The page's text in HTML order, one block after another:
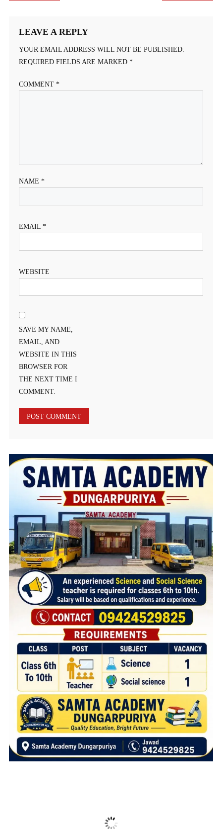
LEAVE A REPLY
YOUR EMAIL ADDRESS WILL NOT BE PUBLISHED.
REQUIRED FIELDS ARE MARKED *
COMMENT *
NAME *
EMAIL *
WEBSITE
SAVE MY NAME,
EMAIL, AND
WEBSITE IN THIS
BROWSER FOR
THE NEXT TIME I
COMMENT.